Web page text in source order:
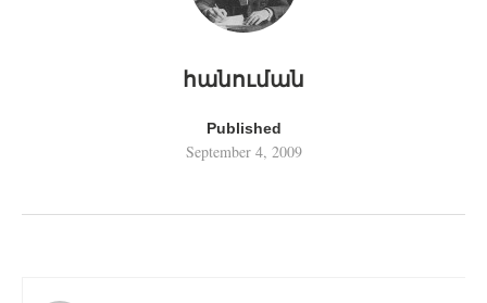
հանուման
Published
September 4, 2009